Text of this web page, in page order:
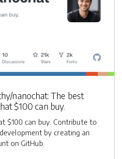
nanochat: The best
$100 can buy.
$100 can buy. Contribute to
by creating an
on GitHub.